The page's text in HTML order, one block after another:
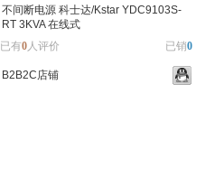
不间断电源 科士达/Kstar YDC9103S-
RT 3KVA 在线式
已有0人评价 已销0
B2B2C店铺